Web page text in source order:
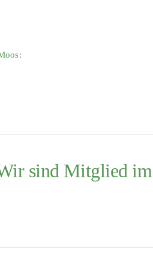
sind Mitglied im